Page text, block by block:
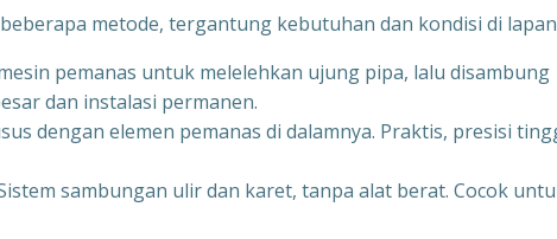
metode, tergantung kebutuhan dan kondisi di
pemanas untuk melelehkan ujung pipa, lalu disambung
dan instalasi permanen.
dengan elemen pemanas di dalamnya. Praktis, presisi
sambungan ulir dan karet, tanpa alat berat. Cocok